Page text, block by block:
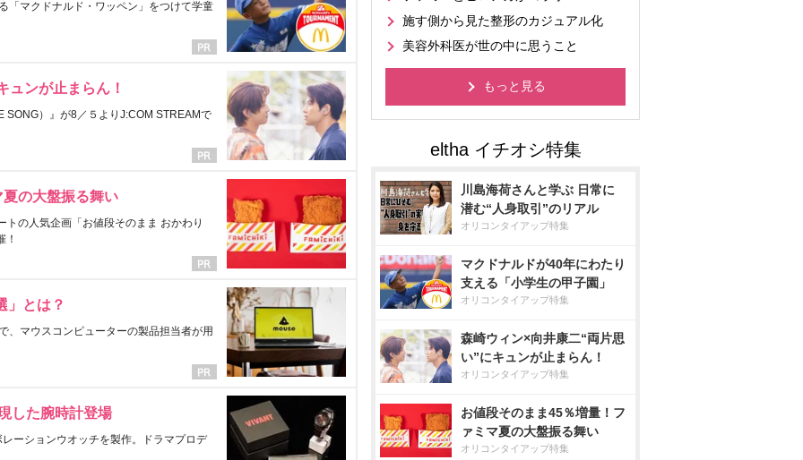
「マクドナルド・ワッペン」をつけて学童
ュンが止まらん！
SONG）』が8／５よりJ:COM STREAMで
の大盤振る舞い
の人気企画「お値段そのまま おかわり
！
」とは？
、マウスコンピューターの製品担当者が用
した腕時計登場
ーションウオッチを製作。ドラマプロデ
施す側から見た整形のカジュアル化
美容外科医が世の中に思うこと
もっと見る
川島海荷さんと学ぶ 日常に
潜む“人身取引”のリアル
オリコンタイアップ特集
マクドナルドが40年にわたり
支える「小学生の甲子園」
オリコンタイアップ特集
森崎ウィン×向井康二“両片思
い”にキュンが止まらん！
オリコンタイアップ特集
お値段そのまま45％増量！フ
ァミマ夏の大盤振る舞い
オリコンタイアップ特集